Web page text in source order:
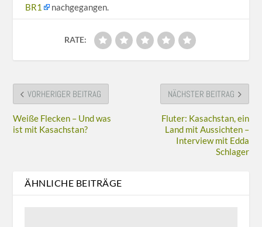
BR1
nachgegangen.
RATE:
VORHERIGER BEITRAG
Weiße Flecken – Und was
ist mit Kasachstan?
NÄCHSTER BEITRAG
Fluter: Kasachstan, ein
Land mit Aussichten –
Interview mit Edda
Schlager
ÄHNLICHE BEITRÄGE